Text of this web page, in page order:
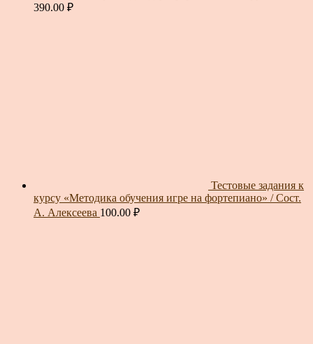
390.00 ₽
Тестовые задания к
курсу «Методика обучения игре на фортепиано» / Сост.
А. Алексеева 100.00 ₽